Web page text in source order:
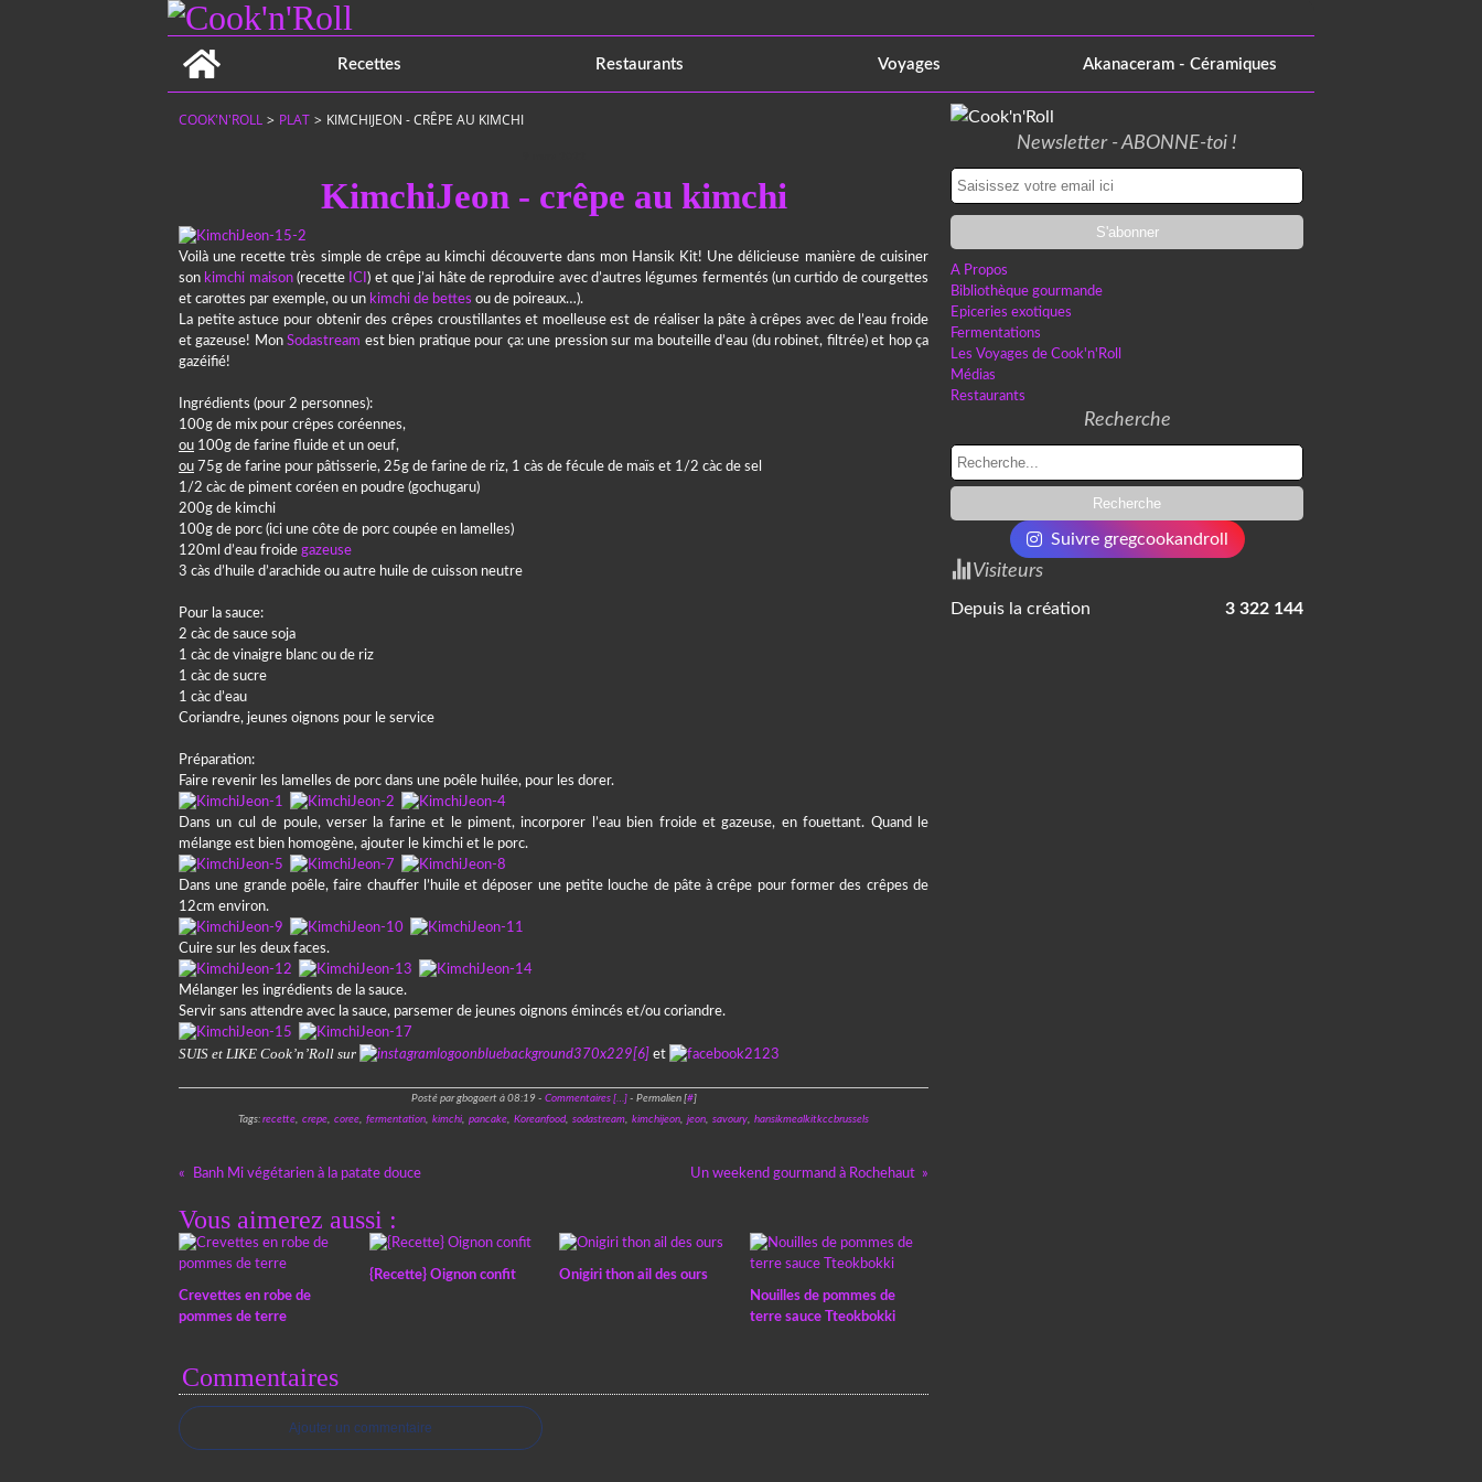
Recettes
Restaurants Voyages Akanaceram - Céramiques
COOK'N'ROLL > PLAT > KIMCHIJEON - CRÊPE AU KIMCHI
KimchiJeon - crêpe au kimchi
Voilà une recette très simple de crêpe au kimchi découverte dans mon Hansik Kit! Une délicieuse manière de cuisiner
son kimchi maison(recette ICI) et que j’ai hâte de reproduire avec d’autres légumes fermentés (un curtido de courgettes
et carottes par exemple, ou un kimchi de bettes ou de poireaux…).
La petite astuce pour obtenir des crêpes croustillantes et moelleuse est de réaliser la pâte à crêpes avec de l’eau froide
et gazeuse! MonSodastream est bien pratique pour ça: une pression sur ma bouteille d’eau (du robinet, filtrée) et hop ça
gazéifié!
Ingrédients (pour 2 personnes):
100g de mix pour crêpes coréennes,
ou 100g de farine fluide et un oeuf,
ou 75g de farine pour pâtisserie, 25g de farine de riz, 1 càs de fécule de maïs et 1/2 càc de sel
1/2 càc de piment coréen en poudre (gochugaru)
200g de kimchi
100g de porc (ici une côte de porc coupée en lamelles)
120ml d’eau froide gazeuse
3 càs d’huile d’arachide ou autre huile de cuisson neutre
Pour la sauce:
2 càc de sauce soja
1 càc de vinaigre blanc ou de riz
1 càc de sucre
1 càc d’eau
Coriandre, jeunes oignons pour le service
Préparation:
Faire revenir les lamelles de porc dans une poêle huilée, pour les dorer.
Dans un cul de poule, verser la farine et le piment, incorporer l’eau bien froide et gazeuse, en fouettant. Quand le
mélange est bien homogène, ajouter le kimchi et le porc.
Dans une grande poêle, faire chauffer l’huile et déposer une petite louche de pâte à crêpe pour former des crêpes de
12cm environ.
Cuire sur les deux faces.
Mélanger les ingrédients de la sauce.
Servir sans attendre avec la sauce, parsemer de jeunes oignons émincés et/ou coriandre.
SUIS et LIKE Cook’n’Roll sur et
Posté par gbogaert à 08:19 - Commentaires […]- Permalien [#]
Tags: recette, crepe, coree, fermentation, kimchi, pancake, Koreanfood, sodastream, kimchijeon, jeon, savoury, hansikmealkitkccbrussels
Banh Mi végétarien à la patate douce Un weekend gourmand à Rochehaut
Vous aimerez aussi :
Crevettes en robe de
pommes de terre
{Recette} Oignon confit
Onigiri thon ail des ours
Nouilles de pommes de
terre sauce Tteokbokki
Commentaires
Ajouter un commentaire
Newsletter - ABONNE-toi !
A Propos
Bibliothèque gourmande
Epiceries exotiques
Fermentations
Les Voyages de Cook'n'Roll
Médias
Restaurants
Recherche
Suivre gregcookandroll
Visiteurs
Depuis la création 3 322 144